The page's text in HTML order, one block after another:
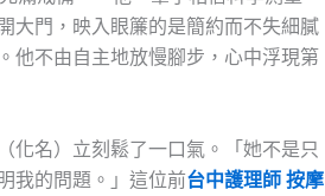
大門，映入眼簾的是簡約而不失細膩
他不由自主地放慢腳步，心中浮現第
化名）立刻鬆了一口氣。「她不是只
我的問題。」這位前台中護理師 按摩